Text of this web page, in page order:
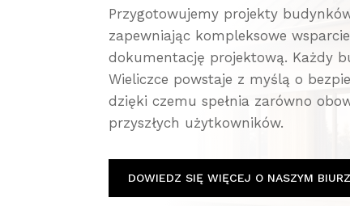
Przygotowujemy projekty
zapewniając kompleksowe
dokumentację projektową. Każdy
Wieliczce powstaje z myślą o
dzięki czemu spełnia zarówno
przyszłych użytkowników.
DOWIEDZ SIĘ WIĘCEJ O NASZYM